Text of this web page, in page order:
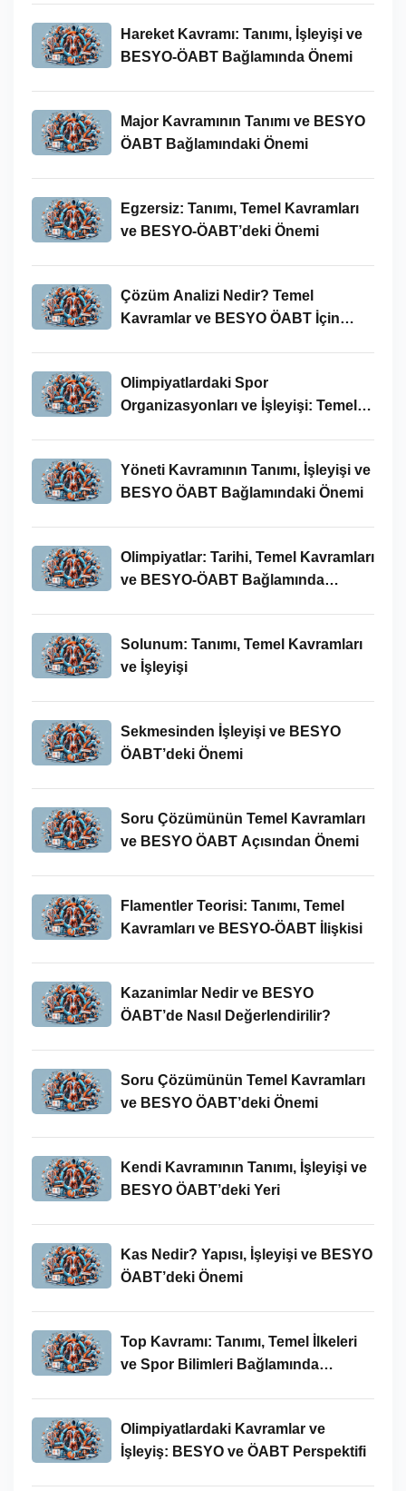
Hareket Kavramı: Tanımı, İşleyişi ve
BESYO-ÖABT Bağlamında Önemi
Major Kavramının Tanımı ve BESYO
ÖABT Bağlamındaki Önemi
Egzersiz: Tanımı, Temel Kavramları
ve BESYO-ÖABT’deki Önemi
Çözüm Analizi Nedir? Temel
Kavramlar ve BESYO ÖABT İçin
Olimpiyatlardaki Spor
Organizasyonları ve İşleyişi: Temel
Yöneti Kavramının Tanımı, İşleyişi ve
BESYO ÖABT Bağlamındaki Önemi
Olimpiyatlar: Tarihi, Temel Kavramları
ve BESYO-ÖABT Bağlamında
Solunum: Tanımı, Temel Kavramları
ve İşleyişi
Sekmesinden İşleyişi ve BESYO
ÖABT’deki Önemi
Soru Çözümünün Temel Kavramları
ve BESYO ÖABT Açısından Önemi
Flamentler Teorisi: Tanımı, Temel
Kavramları ve BESYO-ÖABT İlişkisi
Kazanimlar Nedir ve BESYO
ÖABT’de Nasıl Değerlendirilir?
Soru Çözümünün Temel Kavramları
ve BESYO ÖABT’deki Önemi
Kendi Kavramının Tanımı, İşleyişi ve
BESYO ÖABT’deki Yeri
Kas Nedir? Yapısı, İşleyişi ve BESYO
ÖABT’deki Önemi
Top Kavramı: Tanımı, Temel İlkeleri
ve Spor Bilimleri Bağlamında
Olimpiyatlardaki Kavramlar ve
İşleyiş: BESYO ve ÖABT Perspektifi